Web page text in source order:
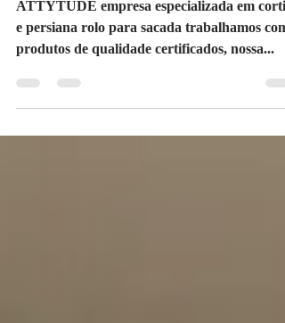
tela solar Itaim Bibi SP
ATTYTUDE empresa especializada em
e persiana rolo para sacada trabalhamos com